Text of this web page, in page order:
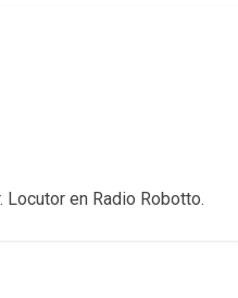
Locutor en Radio Robotto.